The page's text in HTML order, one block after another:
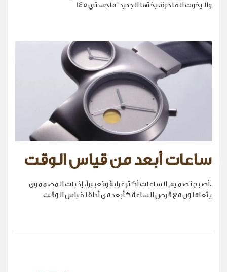
واليخوت الفاخرة، يختها الجديد "ماجستي 145
ساعات أبعد من قياس الوقت
.أصبح تصميم الساعات أكثر غرابةً وتعبيراً، إذ بات المصممون
يتعاملون مع قرص الساعة كأبعد من أداة لقياس الوقت